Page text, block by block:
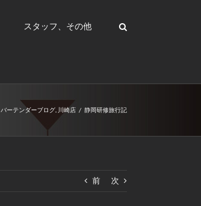
スタッフ、その他
バーテンダーブログ, 川崎店 / 静岡研修旅行記
前 次